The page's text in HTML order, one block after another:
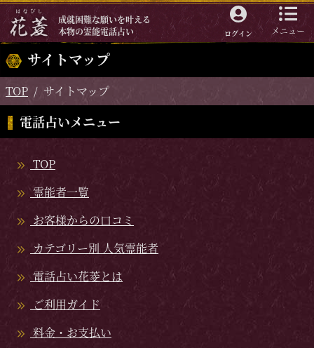
メニュー
成就困難な願いを叶える
本物の霊能電話占い
ログイン
サイトマップ
TOP サイトマップ
電話占いメニュー
TOP
霊能者一覧
お客様からの口コミ
カテゴリー別 人気霊能者
電話占い花菱とは
ご利用ガイド
料金・お支払い